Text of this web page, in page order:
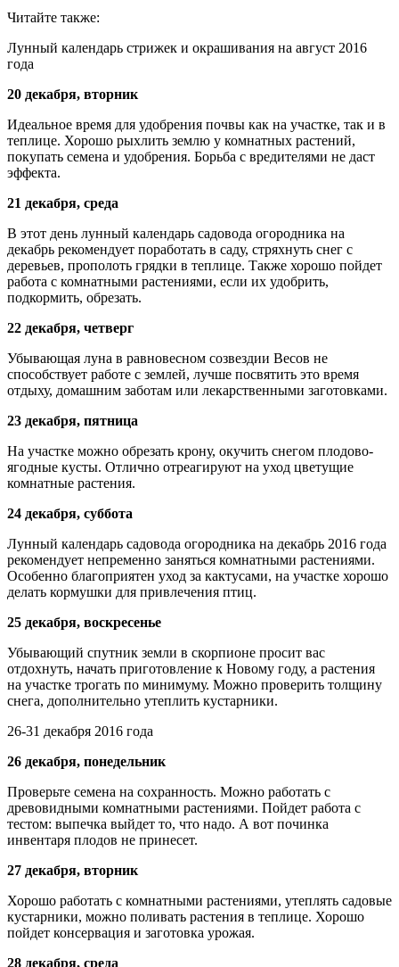
Читайте также:
Лунный календарь стрижек и окрашивания на август 2016
года
20 декабря, вторник
Идеальное время для удобрения почвы как на участке, так и в
теплице. Хорошо рыхлить землю у комнатных растений,
покупать семена и удобрения. Борьба с вредителями не даст
эффекта.
21 декабря, среда
В этот день лунный календарь садовода огородника на
декабрь рекомендует поработать в саду, стряхнуть снег с
деревьев, прополоть грядки в теплице. Также хорошо пойдет
работа с комнатными растениями, если их удобрить,
подкормить, обрезать.
22 декабря, четверг
Убывающая луна в равновесном созвездии Весов не
способствует работе с землей, лучше посвятить это время
отдыху, домашним заботам или лекарственными заготовками.
23 декабря, пятница
На участке можно обрезать крону, окучить снегом плодово-
ягодные кусты. Отлично отреагируют на уход цветущие
комнатные растения.
24 декабря, суббота
Лунный календарь садовода огородника на декабрь 2016 года
рекомендует непременно заняться комнатными растениями.
Особенно благоприятен уход за кактусами, на участке хорошо
делать кормушки для привлечения птиц.
25 декабря, воскресенье
Убывающий спутник земли в скорпионе просит вас
отдохнуть, начать приготовление к Новому году, а растения
на участке трогать по минимуму. Можно проверить толщину
снега, дополнительно утеплить кустарники.
26-31 декабря 2016 года
26 декабря, понедельник
Проверьте семена на сохранность. Можно работать с
древовидными комнатными растениями. Пойдет работа с
тестом: выпечка выйдет то, что надо. А вот починка
инвентаря плодов не принесет.
27 декабря, вторник
Хорошо работать с комнатными растениями, утеплять садовые
кустарники, можно поливать растения в теплице. Хорошо
пойдет консервация и заготовка урожая.
28 декабря, среда